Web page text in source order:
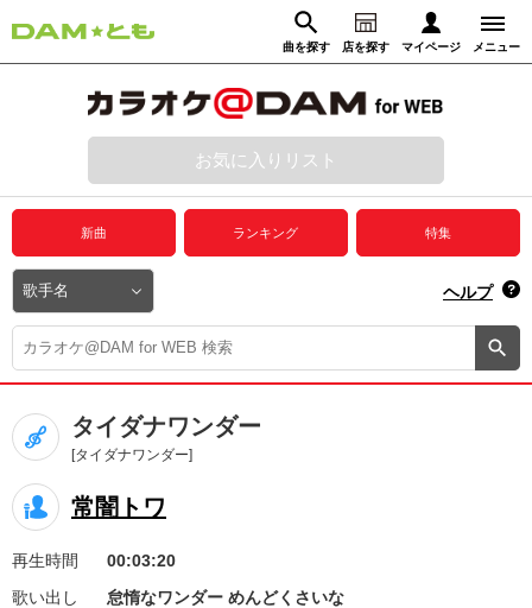
曲を探す 店を探す マイページ メニュー
動画からさがす 録音からさがす
ログイン
プレミアムサービス
DAM★とも動画
DAM★とも録音
カラオケ＠DAM
ユーザー検索
キャンペーン
お知らせ よくあるご質問
お気に入りリスト
新曲 ランキング 特集
ヘルプ
タイダナワンダー
[タイダナワンダー]
常闇トワ
再生時間
00:03:20
歌い出し
怠惰なワンダー めんどくさいな